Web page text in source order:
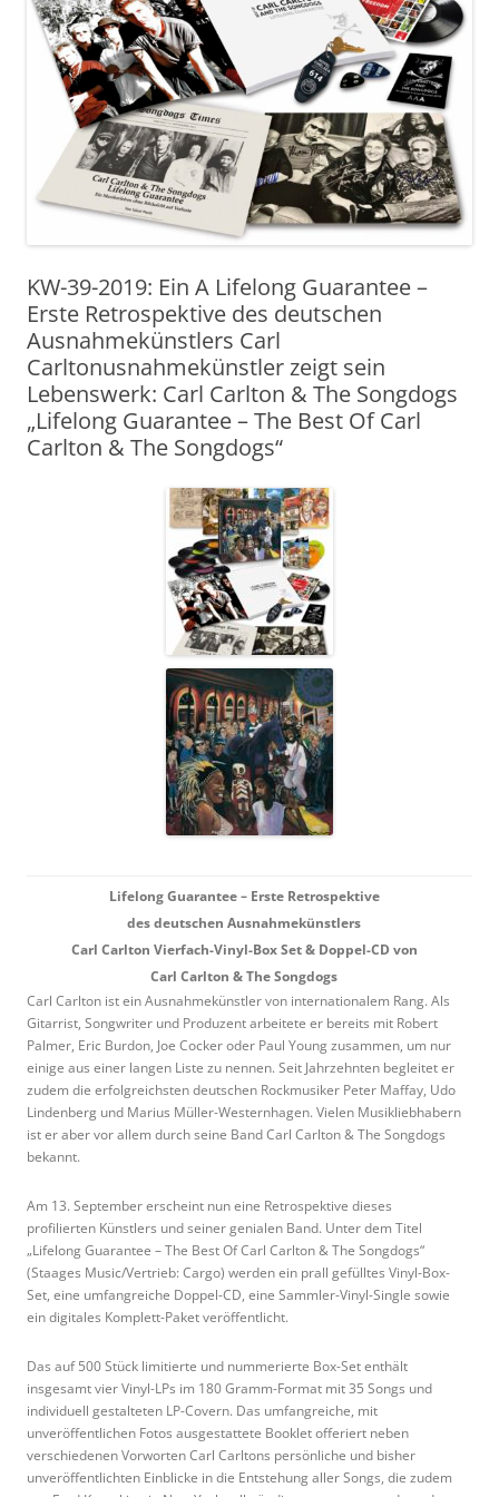
KW-39-2019: Ein A Lifelong Guarantee –
Erste Retrospektive des deutschen
Ausnahmekünstlers Carl
Carltonusnahmekünstler zeigt sein
Lebenswerk: Carl Carlton & The Songdogs
„Lifelong Guarantee – The Best Of Carl
Carlton & The Songdogs“
Lifelong Guarantee – Erste Retrospektive
des deutschen Ausnahmekünstlers
Carl Carlton Vierfach-Vinyl-Box Set & Doppel-CD von
Carl Carlton & The Songdogs
Carl Carlton ist ein Ausnahmekünstler von internationalem Rang. Als
Gitarrist, Songwriter und Produzent arbeitete er bereits mit Robert
Palmer, Eric Burdon, Joe Cocker oder Paul Young zusammen, um nur
einige aus einer langen Liste zu nennen. Seit Jahrzehnten begleitet er
zudem die erfolgreichsten deutschen Rockmusiker Peter Maffay, Udo
Lindenberg und Marius Müller-Westernhagen. Vielen Musikliebhabern
ist er aber vor allem durch seine Band Carl Carlton & The Songdogs
bekannt.
Am 13. September erscheint nun eine Retrospektive dieses
profilierten Künstlers und seiner genialen Band. Unter dem Titel
„Lifelong Guarantee – The Best Of Carl Carlton & The Songdogs“
(Staages Music/Vertrieb: Cargo) werden ein prall gefülltes Vinyl-Box-
Set, eine umfangreiche Doppel-CD, eine Sammler-Vinyl-Single sowie
ein digitales Komplett-Paket veröffentlicht.
Das auf 500 Stück limitierte und nummerierte Box-Set enthält
insgesamt vier Vinyl-LPs im 180 Gramm-Format mit 35 Songs und
individuell gestalteten LP-Covern. Das umfangreiche, mit
unveröffentlichen Fotos ausgestattete Booklet offeriert neben
verschiedenen Vorworten Carl Carltons persönliche und bisher
unveröffentlichten Einblicke in die Entstehung aller Songs, die zudem